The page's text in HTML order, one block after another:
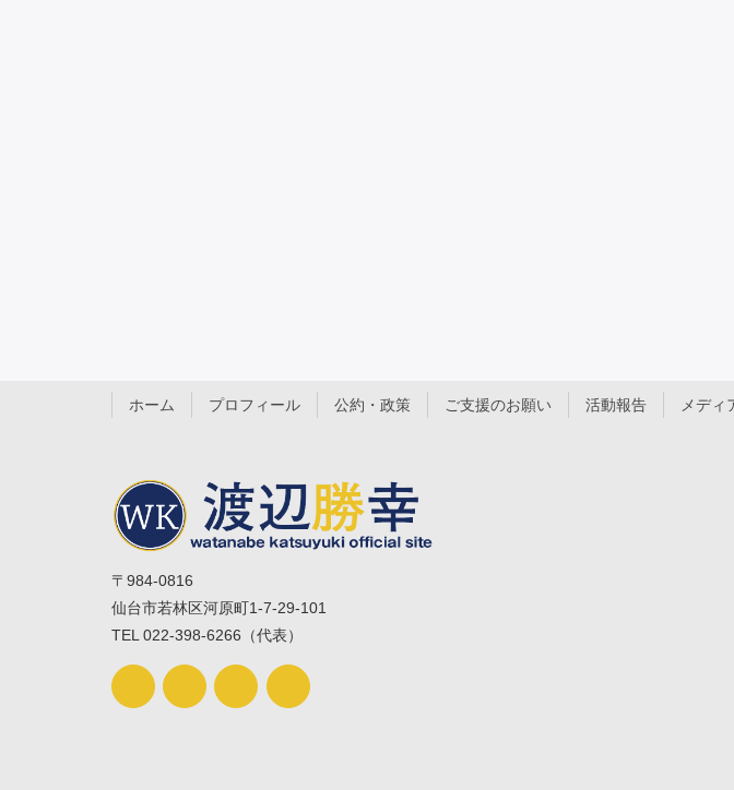
ホーム プロフィール 公約・政策 ご支援のお願い 活動報告 メディ
〒984-0816
仙台市若林区河原町1-7-29-101
TEL 022-398-6266（代表）